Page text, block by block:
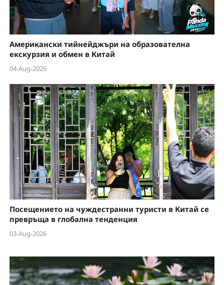
Американски тийнейджъри на образователна
екскурзия и обмен в Китай
04-Aug-2026
Посещението на чуждестранни туристи в Китай се
превръща в глобална тенденция
03-Aug-2026